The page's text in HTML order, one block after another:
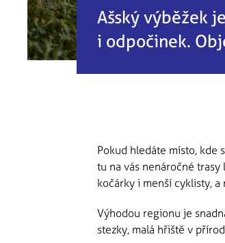
Ašský výběžek
i odpočinek.
Pokud hledáte místo, kde
tu na vás nenáročné
kočárky i menší cyklisty,
Výhodou regionu je
stezky, malá hřiště v